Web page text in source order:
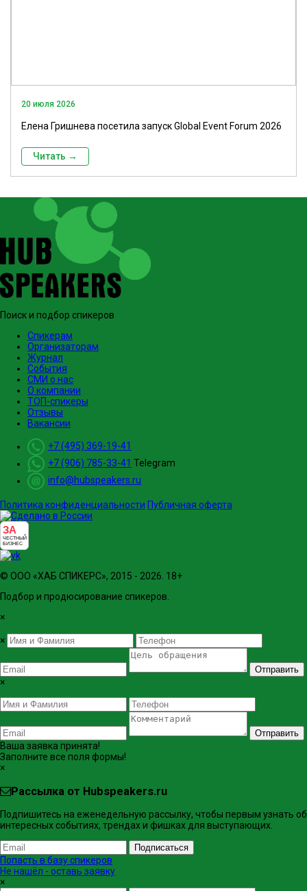
20 июля 2026
Елена Гришнева посетила запуск Global Event Forum 2026
Читать →
Поиск и подбор спикеров
Спикерам
Организаторам
Журнал
События
СМИ о нас
О компании
ТОП-спикеры
Отзывы
Вакансии
+7 (495) 369-19-41
+7 (906) 785-33-41
Telegram
info@hubspeakers.ru
Политика конфиденциальности Публичная оферта
ЗА
ЧЕСТНЫЙ
БИЗНЕС
© ООО «ХАБ СПИКЕРС», 2015 - 2026. 18+
Подбор и продюсирование спикеров.
×
×
Отправить
×
Отправить
Ваша заявка принята!
Заполните все поля формы!
×
Рассылка от Hubspeakers.ru
Подпишитесь на еженедельную рассылку, чтобы первым узнать об
интересных событиях, трендах и фишках ​для выступающих.
Подписаться
Попасть в базу спикеров
Не нашёл - оставь заявку
×